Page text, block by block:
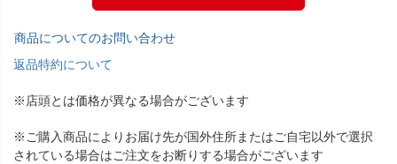
商品についてのお問い合わせ
返品特約について
※店頭とは価格が異なる場合がございます
※ご購入商品によりお届け先が国外住所またはご自宅以外で選択
されている場合はご注文をお断りする場合がございます